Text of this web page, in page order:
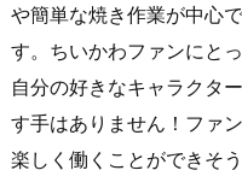
や簡単な焼き作業が中心
す。ちいかわファンにと
自分の好きなキャラクタ
す手はありません！ファ
楽しく働くことができそう